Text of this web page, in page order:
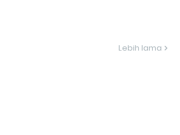
Lebih lama